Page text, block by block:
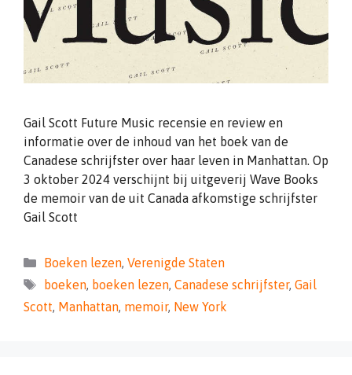
Gail Scott Future Music recensie en review en
informatie over de inhoud van het boek van de
Canadese schrijfster over haar leven in Manhattan. Op
3 oktober 2024 verschijnt bij uitgeverij Wave Books
de memoir van de uit Canada afkomstige schrijfster
Gail Scott
Categorieën
Boeken lezen, Verenigde Staten
Tags
boeken, boeken lezen, Canadese schrijfster, Gail
Scott, Manhattan, memoir, New York